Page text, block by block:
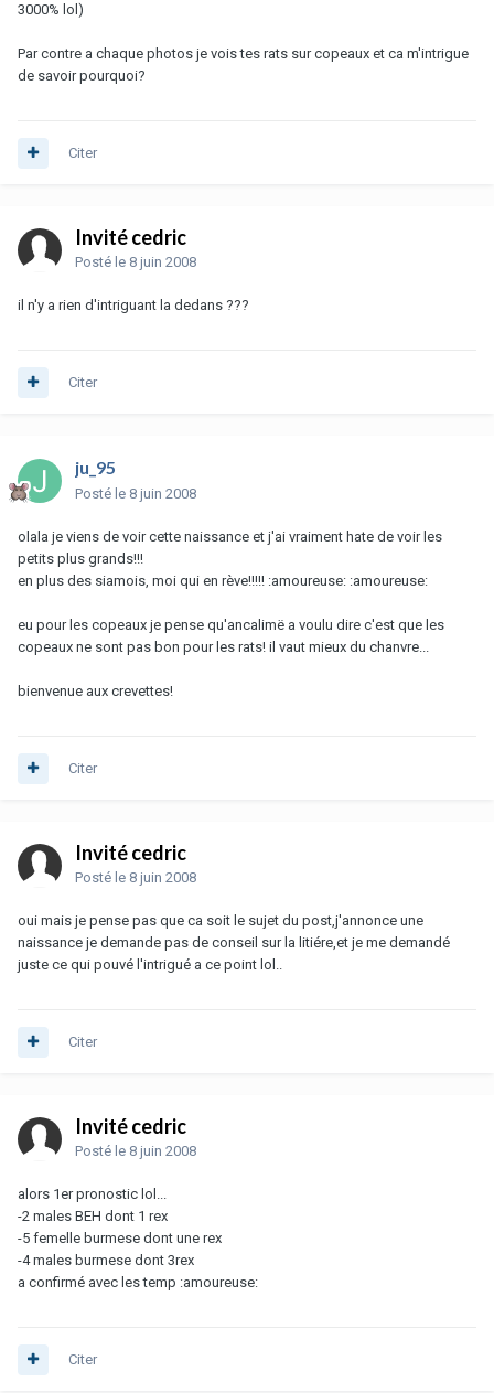
3000% lol)
Par contre a chaque photos je vois tes rats sur copeaux et ca m'intrigue
de savoir pourquoi?
Citer
Invité cedric
Posté le 8 juin 2008
il n'y a rien d'intriguant la dedans ???
Citer
ju_95
Posté le 8 juin 2008
olala je viens de voir cette naissance et j'ai vraiment hate de voir les
petits plus grands!!!
en plus des siamois, moi qui en rève!!!!! :amoureuse: :amoureuse:
eu pour les copeaux je pense qu'ancalimë a voulu dire c'est que les
copeaux ne sont pas bon pour les rats! il vaut mieux du chanvre...
bienvenue aux crevettes!
Citer
Invité cedric
Posté le 8 juin 2008
oui mais je pense pas que ca soit le sujet du post,j'annonce une
naissance je demande pas de conseil sur la litiére,et je me demandé
juste ce qui pouvé l'intrigué a ce point lol..
Citer
Invité cedric
Posté le 8 juin 2008
alors 1er pronostic lol...
-2 males BEH dont 1 rex
-5 femelle burmese dont une rex
-4 males burmese dont 3rex
a confirmé avec les temp :amoureuse:
Citer